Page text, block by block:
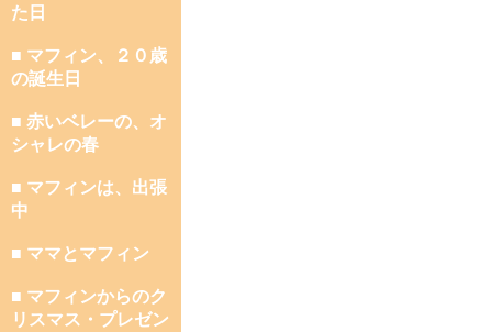
た日
■ マフィン、２０歳
の誕生日
■ 赤いベレーの、オ
シャレの春
■ マフィンは、出張
中
■ ママとマフィン
■ マフィンからのク
リスマス・プレゼン